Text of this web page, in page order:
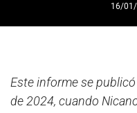
16/01/
Este informe se
de 2024, cuando